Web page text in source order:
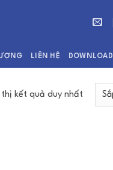
LIÊN HỆ DOWNLOAD
thị kết quả duy nhất